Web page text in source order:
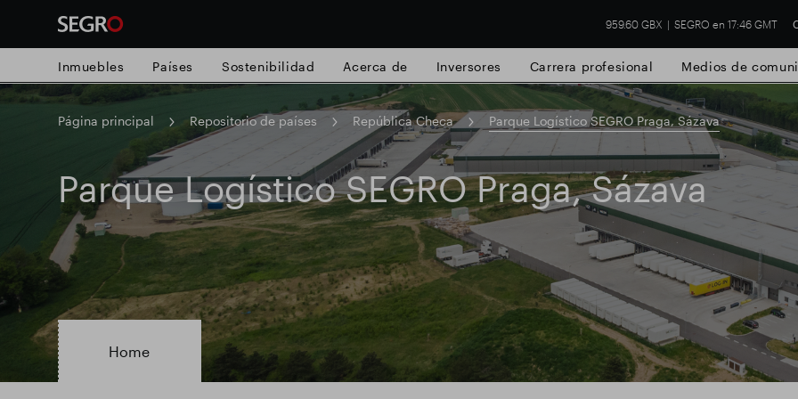
959.60 GBX SEGRO en 17:46 GMT
Submit
search
Search
Búsqueda popular
Responsable SEGRO Finca comercial Slough Resultados financieros
Parque inteligente
Inmuebles Países Sostenibilidad Acerca de Inversores Carrera profesional Medios de
Página principal Repositorio de países República Checa Parque Logístico SEGRO Praga, Sázava
Parque Logístico SEGRO Praga, Sázava
Home